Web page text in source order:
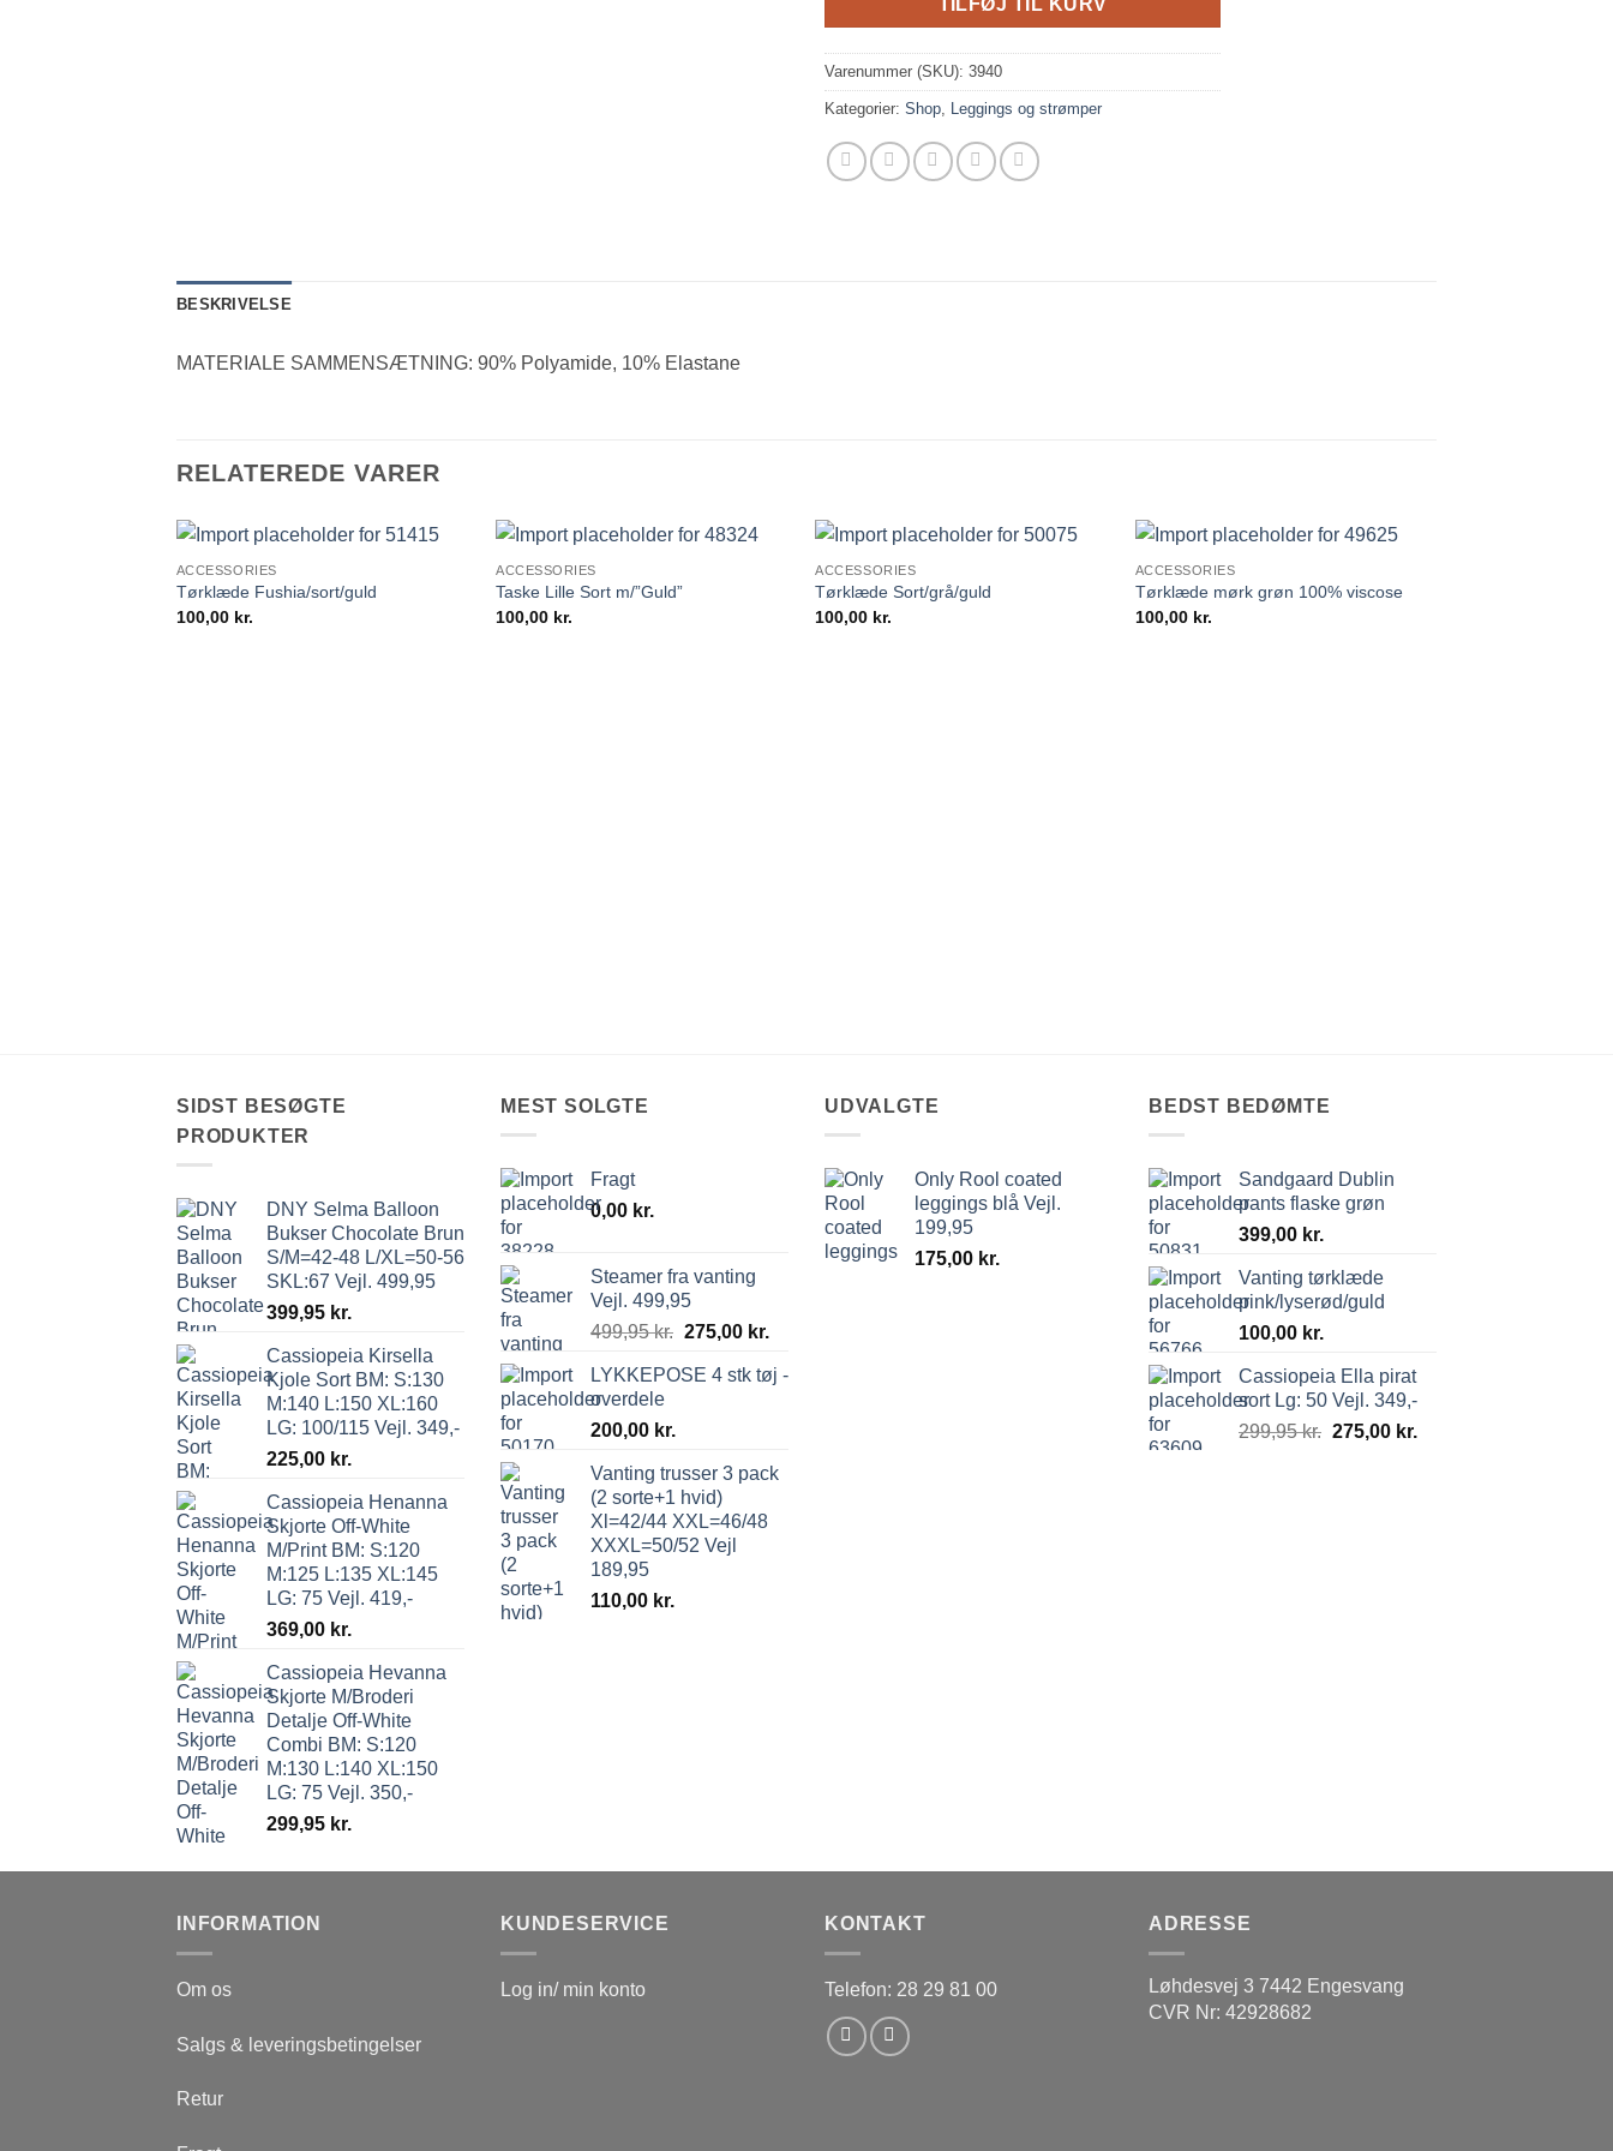
Varenummer (SKU): 3940
Kategorier: Shop Leggings og strømper
BESKRIVELSE
MATERIALE SAMMENSÆTNING: 90% Polyamide, 10% Elastane
RELATEREDE VARER
ACCESSORIES
Tørklæde Fushia/sort/guld
100,00 kr.
ACCESSORIES
Taske Lille Sort m/”Guld”
100,00 kr.
ACCESSORIES
Tørklæde Sort/grå/guld
100,00 kr.
ACCESSORIES
Tørklæde mørk grøn 100% viscose
100,00 kr.
SIDST BESØGTE
PRODUKTER
DNY Selma Balloon
Bukser Chocolate Brun
S/M=42-48 L/XL=50-56
SKL:67 Vejl. 499,95
399,95 kr.
Cassiopeia Kirsella
Kjole Sort BM: S:130
M:140 L:150 XL:160
LG: 100/115 Vejl. 349,-
225,00 kr.
Cassiopeia Henanna
Skjorte Off-White
M/Print BM: S:120
M:125 L:135 XL:145
LG: 75 Vejl. 419,-
369,00 kr.
Cassiopeia Hevanna
Skjorte M/Broderi
Detalje Off-White
Combi BM: S:120
M:130 L:140 XL:150
LG: 75 Vejl. 350,-
299,95 kr.
MEST SOLGTE
Fragt
0,00 kr.
Steamer fra vanting
Vejl. 499,95
499,95kr. 275,00 kr.
LYKKEPOSE 4 stk tøj -
overdele
200,00 kr.
Vanting trusser 3 pack
(2 sorte+1 hvid)
Xl=42/44 XXL=46/48
XXXL=50/52 Vejl
189,95
110,00 kr.
UDVALGTE
Only Rool coated
leggings blå Vejl.
199,95
175,00 kr.
BEDST BEDØMTE
Sandgaard Dublin
pants flaske grøn
399,00 kr.
Vanting tørklæde
pink/lyserød/guld
100,00 kr.
Cassiopeia Ella pirat
sort Lg: 50 Vejl. 349,-
299,95kr. 275,00 kr.
INFORMATION
Om os
Salgs & leveringsbetingelser
Retur
KUNDESERVICE
Log in/ min konto
KONTAKT
Telefon: 28 29 81 00
ADRESSE
Løhdesvej 3 7442 Engesvang
CVR Nr: 42928682